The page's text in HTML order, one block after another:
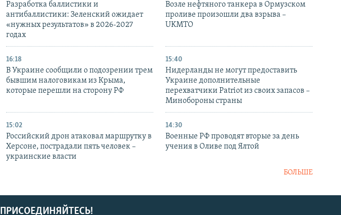
Разработка баллистики и
антибаллистики: Зеленский ожидает
«нужных результатов» в 2026-2027
годах
Возле нефтяного танкера в Ормузском
проливе произошли два взрыва –
UKMTO
16:18
В Украине сообщили о подозрении трем
бывшим налоговикам из Крыма,
которые перешли на сторону РФ
15:40
Нидерланды не могут предоставить
Украине дополнительные
перехватчики Patriot из своих запасов –
Минобороны страны
15:02
Российский дрон атаковал маршрутку в
Херсоне, пострадали пять человек –
украинские власти
14:30
Военные РФ проводят вторые за день
учения в Оливе под Ялтой
БОЛЬШЕ
ПРИСОЕДИНЯЙТЕСЬ!